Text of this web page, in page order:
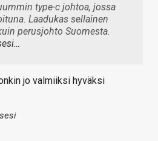
type-c johtoa, jossa
Laadukas sellainen
perusjohto Suomesta.
jo valmiiksi hyväksi